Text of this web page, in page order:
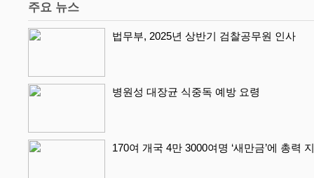
주요 뉴스
법무부, 2025년 상반기 검찰공무원 인사
병원성 대장균 식중독 예방 요령
170여 개국 4만 3000여명 ‘새만금’에 총력